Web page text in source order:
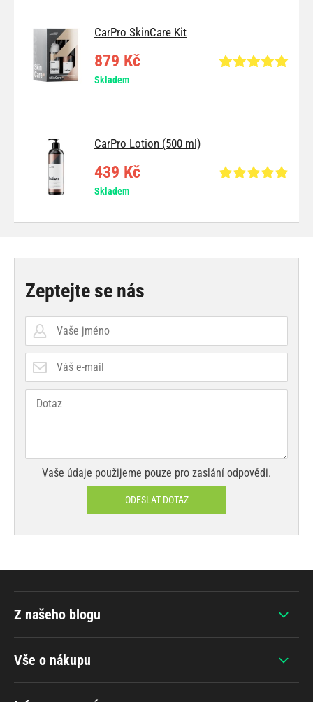
CarPro SkinCare Kit
879 Kč
Skladem
CarPro Lotion (500 ml)
439 Kč
Skladem
Zeptejte se nás
Vaše údaje použijeme pouze pro zaslání odpovědi.
ODESLAT DOTAZ
Vše o nákupu
Z našeho blogu